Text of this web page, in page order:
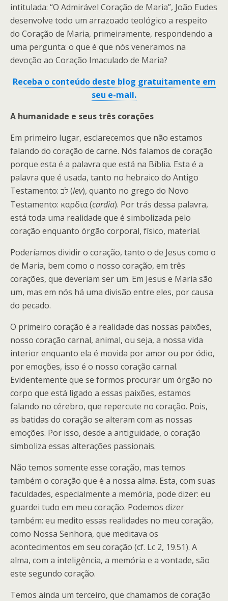
intitulada: “O Admirável Coração de Maria”, João Eudes
desenvolve todo um arrazoado teológico a respeito
do Coração de Maria, primeiramente, respondendo a
uma pergunta: o que é que nós veneramos na
devoção ao Coração Imaculado de Maria?
Receba o conteúdo deste blog gratuitamente em
seu e-mail.
A humanidade e seus três corações
Em primeiro lugar, esclarecemos que não estamos
falando do coração de carne. Nós falamos de coração
porque esta é a palavra que está na Bíblia. Esta é a
palavra que é usada, tanto no hebraico do Antigo
Testamento:
(lev), quanto no grego do Novo
Testamento: καρδια (cardia). Por trás dessa palavra,
está toda uma realidade que é simbolizada pelo
coração enquanto órgão corporal, físico, material.
Poderíamos dividir o coração, tanto o de Jesus como o
de Maria, bem como o nosso coração, em três
corações, que deveriam ser um. Em Jesus e Maria são
um, mas em nós há uma divisão entre eles, por causa
do pecado.
O primeiro coração é a realidade das nossas paixões,
nosso coração carnal, animal, ou seja, a nossa vida
interior enquanto ela é movida por amor ou por ódio,
por emoções, isso é o nosso coração carnal.
Evidentemente que se formos procurar um órgão no
corpo que está ligado a essas paixões, estamos
falando no cérebro, que repercute no coração. Pois,
as batidas do coração se alteram com as nossas
emoções. Por isso, desde a antiguidade, o coração
simboliza essas alterações passionais.
Não temos somente esse coração, mas temos
também o coração que é a nossa alma. Esta, com suas
faculdades, especialmente a memória, pode dizer: eu
guardei tudo em meu coração. Podemos dizer
também: eu medito essas realidades no meu coração,
como Nossa Senhora, que meditava os
acontecimentos em seu coração (cf. Lc 2, 19.51). A
alma, com a inteligência, a memória e a vontade, são
este segundo coração.
Temos ainda um terceiro, que chamamos de coração